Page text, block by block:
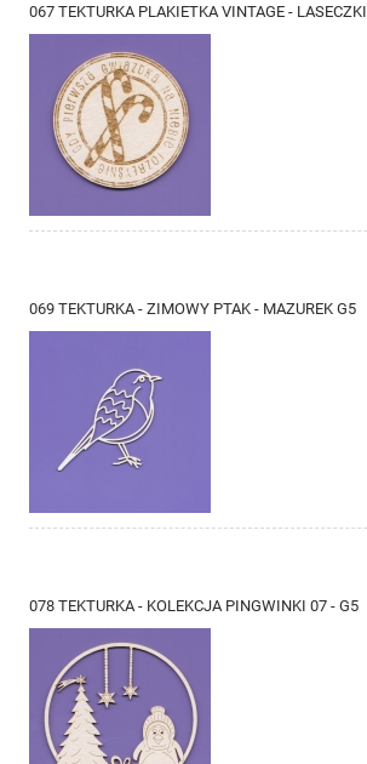
067 TEKTURKA PLAKIETKA VINTAGE - LASECZKI
069 TEKTURKA - ZIMOWY PTAK - MAZUREK G5
078 TEKTURKA - KOLEKCJA PINGWINKI 07 - G5